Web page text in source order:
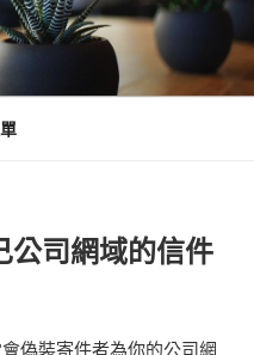
公司網域的信件
偽裝寄件者為你的公司網